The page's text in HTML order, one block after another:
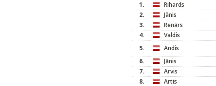
1.
Rihards
2.
Jānis
3.
Renārs
4.
Valdis
5.
Andis
6.
Jānis
7.
Arvis
8.
Artis